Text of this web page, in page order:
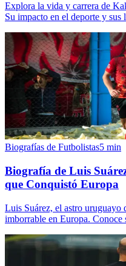
Explora la vida y carrera de
Su impacto en el deporte y sus
Biografías de Futbolistas5 min
Biografía de Luis
que Conquistó Europa
Luis Suárez, el astro uruguayo
imborrable en Europa.